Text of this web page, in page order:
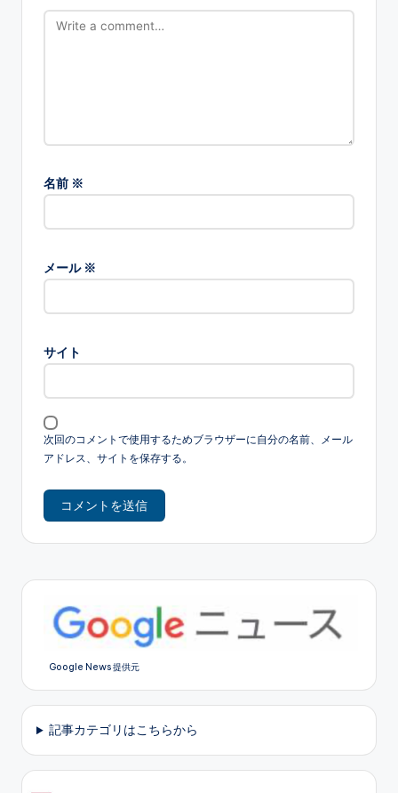
名前 ※
メール ※
サイト
次回のコメントで使用するためブラウザーに自分の名前、メール
アドレス、サイトを保存する。
Google News 提供元
記事カテゴリはこちらから